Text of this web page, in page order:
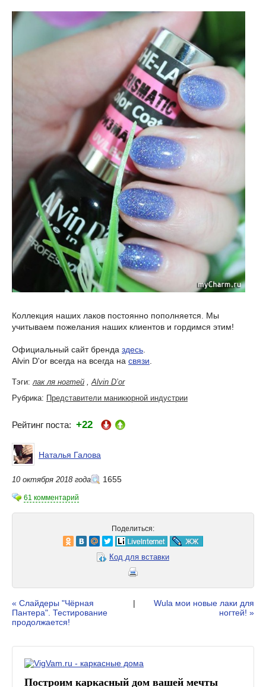
Коллекция наших лаков постоянно пополняется. Мы
учитываем пожелания наших клиентов и гордимся этим!
Официальный сайт бренда здесь.
Alvin D'or всегда на всегда на связи.
Тэги:лак ля ногтей ,Alvin D’or
Рубрика: Представители маникюрной индустрии
Рейтинг поста: +22
Наталья Галова
10 октября 2018 года 1655
61 комментарий
Поделиться:
Код для вставки
« Слайдеры "Чёрная
Пантера". Тестирование
продолжается!
|
Wula мои новые лаки для
ногтей! »
Построим каркасный дом вашей мечты